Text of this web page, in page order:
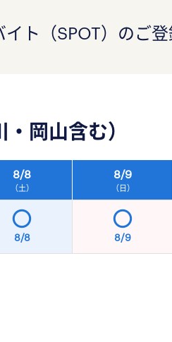
ト（SPOT）のご登
岡山含む）
8/8
（土）
8/9
（日）
8/8 8/9